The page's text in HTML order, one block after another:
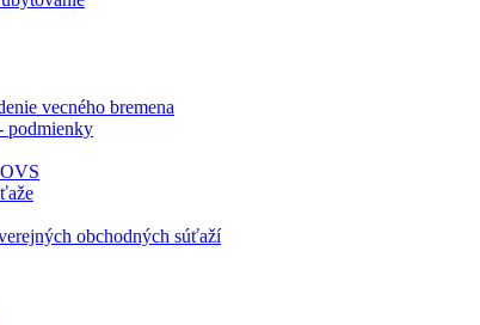
vecného bremena
podmienky
obchodných súťaží